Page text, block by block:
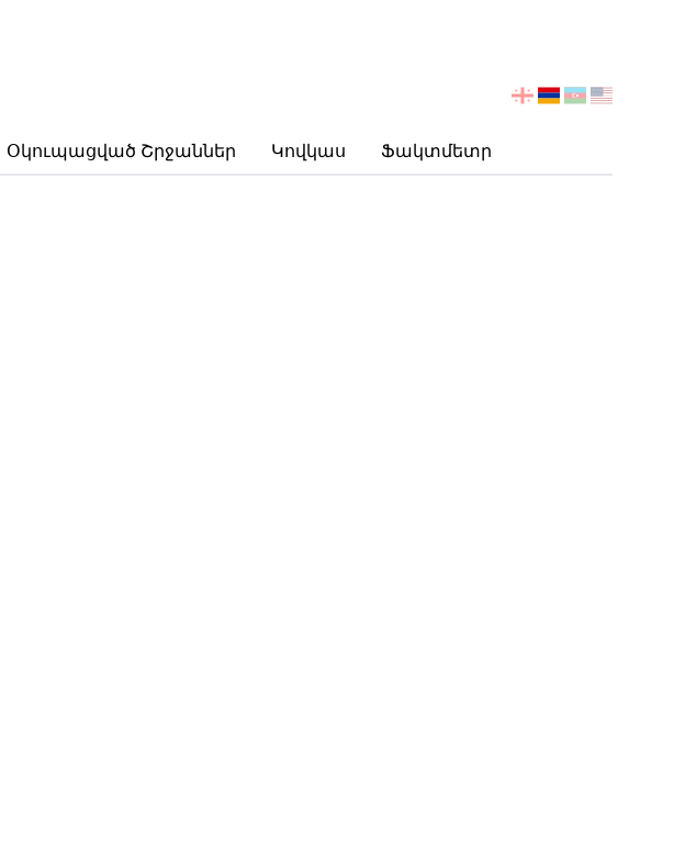
Օկուպացված Շրջաններ Կովկաս Ֆակտմետր
აირჩიეთ